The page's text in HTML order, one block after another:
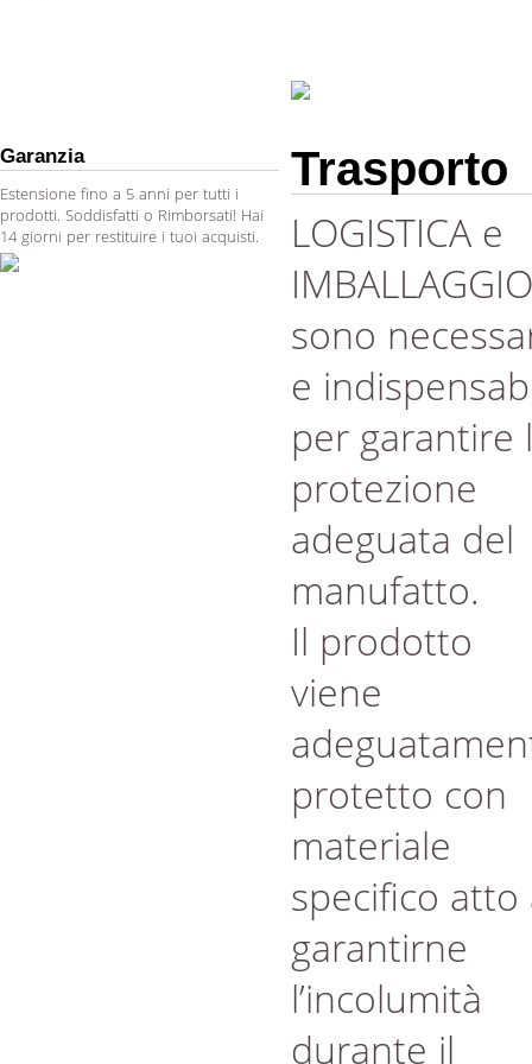
Garanzia
Estensione fino a 5 anni per tutti i
prodotti. Soddisfatti o Rimborsati! Hai
14 giorni per restituire i tuoi acquisti.
Trasporto
LOGISTICA e
IMBALLAGGIO
sono
e
per garantire
protezione
adeguata del
manufatto.
Il prodotto
viene
protetto con
materiale
specifico atto
garantirne
l’incolumità
durante il